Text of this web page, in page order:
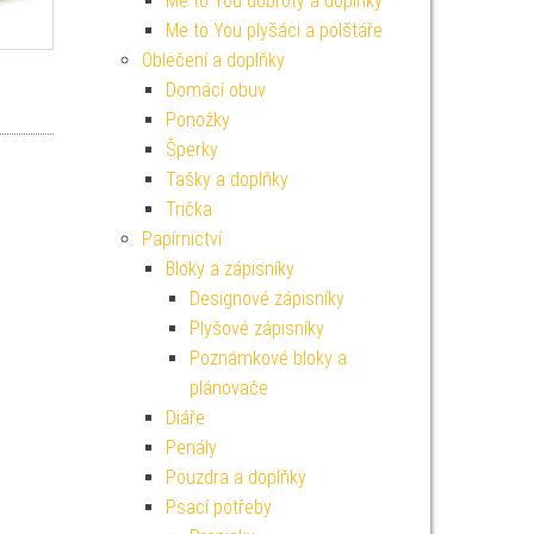
Me to You plyšáci a polštáře
Oblečení a doplňky
Domácí obuv
Ponožky
Šperky
Tašky a doplňky
Trička
Papírnictví
Bloky a zápisníky
Designové zápisníky
Plyšové zápisníky
Poznámkové bloky a
plánovače
Diáře
Penály
Pouzdra a doplňky
Psací potřeby